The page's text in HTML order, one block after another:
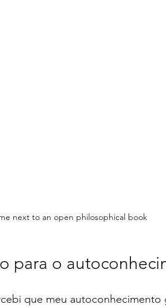
next to an open philosophical book
para o
que meu autoconhecimento